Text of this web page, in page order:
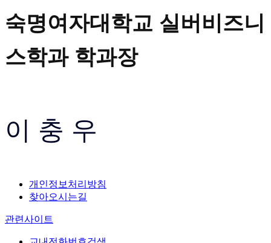
숙명여자대학교 실버비즈니
스학과 학과장
이 충 우
개인정보처리방침
찾아오시는길
관련사이트